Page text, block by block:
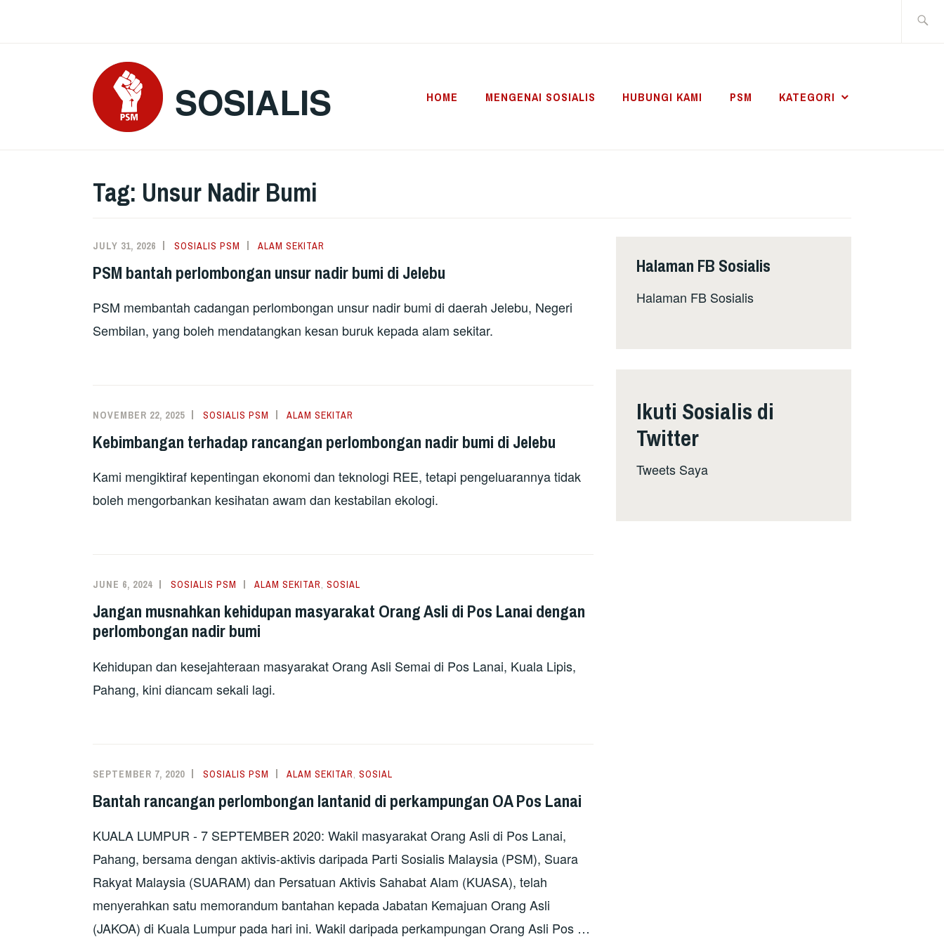
SOSIALIS HOME MENGENAI SOSIALIS HUBUNGI KAMI PSM KATEGORI
Tag: Unsur Nadir Bumi
JULY 31, 2026 SOSIALIS PSM ALAM SEKITAR
PSM bantah perlombongan unsur nadir bumi di Jelebu
PSM membantah cadangan perlombongan unsur nadir bumi di daerah Jelebu, Negeri
Sembilan, yang boleh mendatangkan kesan buruk kepada alam sekitar.
NOVEMBER 22, 2025 SOSIALIS PSM ALAM SEKITAR
Kebimbangan terhadap rancangan perlombongan nadir bumi di Jelebu
Kami mengiktiraf kepentingan ekonomi dan teknologi REE, tetapi pengeluarannya tidak
boleh mengorbankan kesihatan awam dan kestabilan ekologi.
JUNE 6, 2024 SOSIALIS PSM ALAM SEKITAR, SOSIAL
Jangan musnahkan kehidupan masyarakat Orang Asli di Pos Lanai dengan
perlombongan nadir bumi
Kehidupan dan kesejahteraan masyarakat Orang Asli Semai di Pos Lanai, Kuala Lipis,
Pahang, kini diancam sekali lagi.
SEPTEMBER 7, 2020 SOSIALIS PSM ALAM SEKITAR, SOSIAL
Bantah rancangan perlombongan lantanid di perkampungan OA Pos Lanai
KUALA LUMPUR - 7 SEPTEMBER 2020: Wakil masyarakat Orang Asli di Pos Lanai,
Pahang, bersama dengan aktivis-aktivis daripada Parti Sosialis Malaysia (PSM), Suara
Rakyat Malaysia (SUARAM) dan Persatuan Aktivis Sahabat Alam (KUASA), telah
menyerahkan satu memorandum bantahan kepada Jabatan Kemajuan Orang Asli
(JAKOA) di Kuala Lumpur pada hari ini. Wakil daripada perkampungan Orang Asli Pos …
Halaman FB Sosialis
Halaman FB Sosialis
Ikuti Sosialis di
Twitter
Tweets Saya